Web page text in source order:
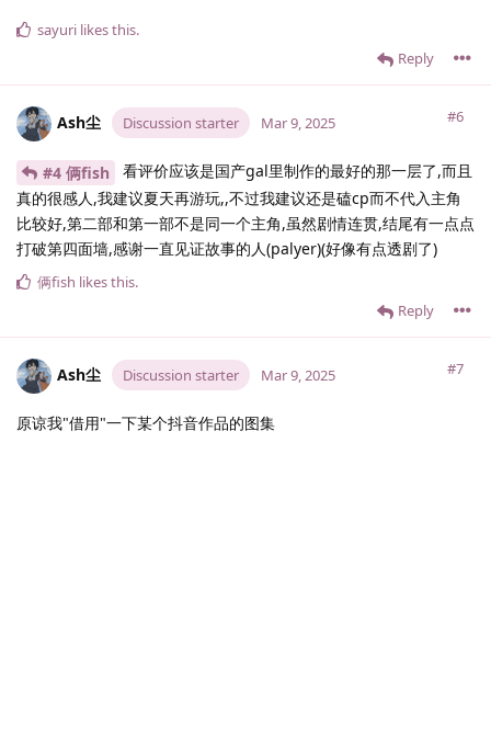
Reply
sayuri likes this.
Ash尘 Discussion starter #6
Mar 9, 2025
#4 俩fish
看评价应该是国产gal里制作的最好的那一层了,而且
真的很感人,我建议夏天再游玩,,不过我建议还是磕cp而不代入主角
比较好,第二部和第一部不是同一个主角,虽然剧情连贯,结尾有一点点
打破第四面墙,感谢一直见证故事的人(palyer)(好像有点透剧了)
Reply
俩fish likes this.
Ash尘 Discussion starter #7
Mar 9, 2025
原谅我"借用"一下某个抖音作品的图集